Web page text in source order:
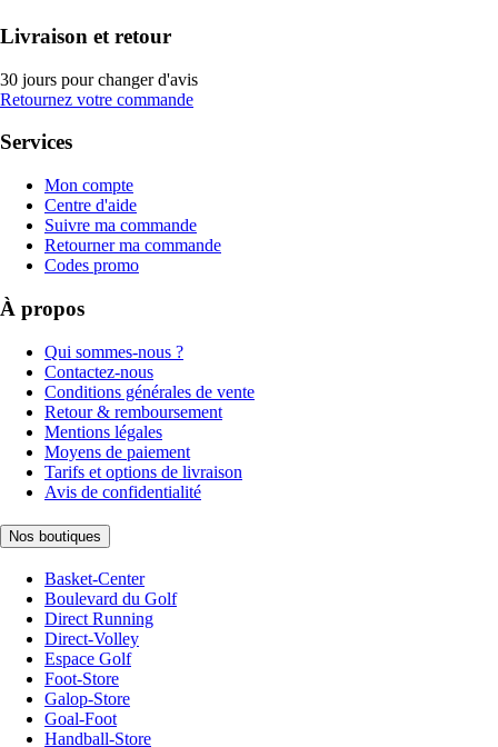
Livraison et retour
30 jours pour changer d'avis
Retournez votre commande
Services
Mon compte
Centre d'aide
Suivre ma commande
Retourner ma commande
Codes promo
À propos
Qui sommes-nous ?
Contactez-nous
Conditions générales de vente
Retour & remboursement
Mentions légales
Moyens de paiement
Tarifs et options de livraison
Avis de confidentialité
Nos boutiques
Basket-Center
Boulevard du Golf
Direct Running
Direct-Volley
Espace Golf
Foot-Store
Galop-Store
Goal-Foot
Handball-Store